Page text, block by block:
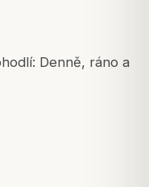
Denně, ráno a